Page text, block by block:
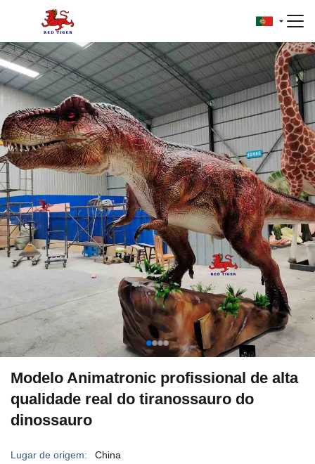
Modelo Animatronic profissional de alta
qualidade real do tiranossauro do
dinossauro
Lugar de origem: China